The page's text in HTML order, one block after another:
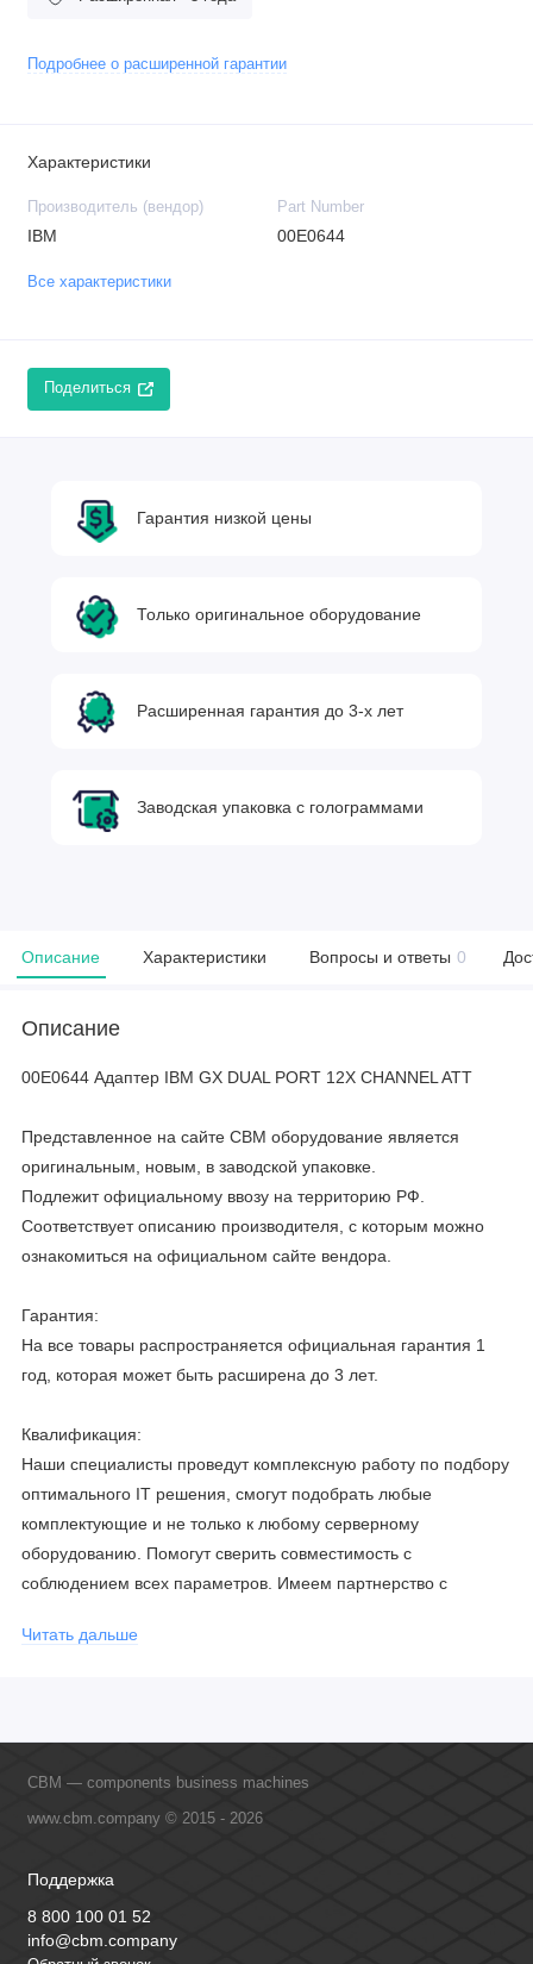
Подробнее о расширенной гарантии
Характеристики
Производитель (вендор)
IBM
Part Number
00E0644
Все характеристики
Поделиться
Гарантия низкой цены
Только оригинальное оборудование
Расширенная гарантия до 3-х лет
Заводская упаковка с голограммами
Описание Характеристики Вопросы и ответы 0
Описание
00E0644 Адаптер IBM GX DUAL PORT 12X CHANNEL ATT
Представленное на сайте CBM оборудование является
оригинальным, новым, в заводской упаковке.
Подлежит официальному ввозу на территорию РФ.
Соответствует описанию производителя, с которым можно
ознакомиться на официальном сайте вендора.
Гарантия:
На все товары распространяется официальная гарантия 1
год, которая может быть расширена до 3 лет.
Квалификация:
Наши специалисты проведут комплексную работу по подбору
оптимального IT решения, смогут подобрать любые
комплектующие и не только к любому серверному
оборудованию. Помогут сверить совместимость с
соблюдением всех параметров. Имеем партнерство с
обучение сотрудников, что позволяет исключить ошибки даже
Читать дальше
CBM — components business machines
www.cbm.company © 2015 - 2026
Поддержка
8 800 100 01 52
info@cbm.company